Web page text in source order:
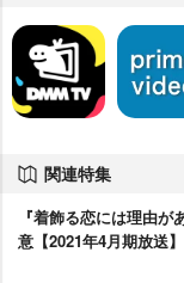
関連特集
『着飾る恋には理由
意【2021年4月期放送】